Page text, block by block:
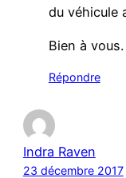
du véhicule
Bien à vous.
Répondre
Indra Raven
23 décembre 2017